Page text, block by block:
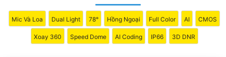
Mic Và Loa Dual Light 78° Hồng Ngoại Full Color AI CMOS
Xoay 360 Speed Dome AI Coding IP66 3D DNR